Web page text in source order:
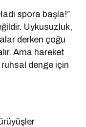
spora başla!”
Uykusuzluk,
derken çoğu
Ama hareket
denge için